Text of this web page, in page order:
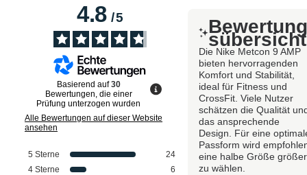
4.8/5
Basierend auf30
Bewertungen, die einer
Prüfung unterzogen wurden
Alle Bewertungen auf dieser Website
ansehen
5 Sterne
24
4 Sterne
6
sübersicht
Die Nike Metcon 9 AMP
bieten hervorragenden
Komfort und Stabilität,
ideal für Fitness und
CrossFit. Viele Nutzer
schätzen die Qualität
das ansprechende
Design. Für eine
Passform wird
eine halbe Größe größer
zu wählen.